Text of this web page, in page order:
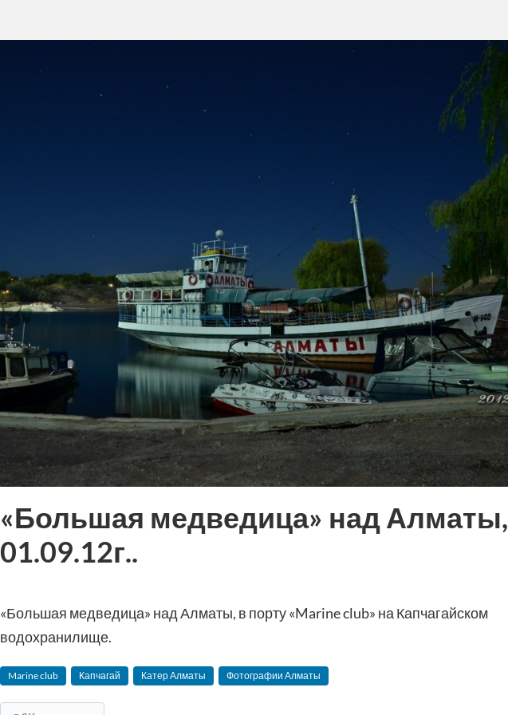
«Большая медведица» над Алматы,
01.09.12г..
«Большая медведица» над Алматы, в порту «Marine club» на Капчагайском
водохранилище.
Marine club Капчагай Катер Алматы Фотографии Алматы